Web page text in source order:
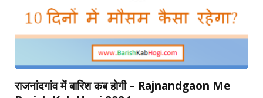
राजनांदगांव में बारिश कब होगी – Rajnandgaon Me